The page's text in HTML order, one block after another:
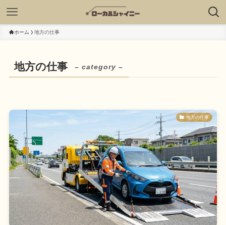
ホーム 地方の仕事
地方の仕事 – category –
地方の仕事